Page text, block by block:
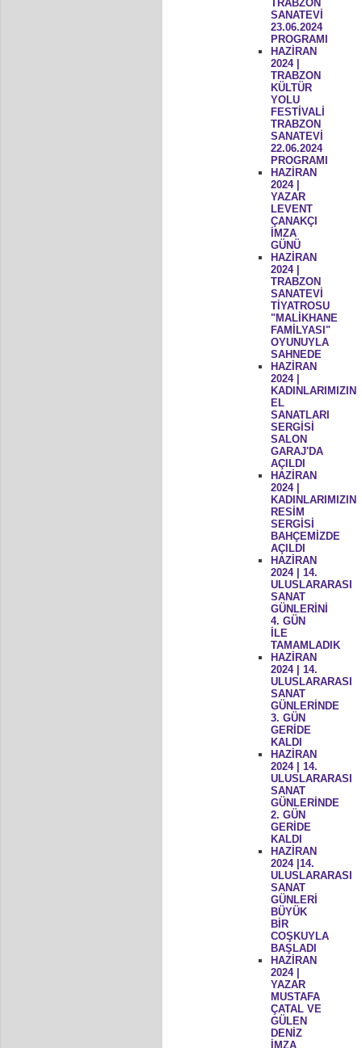
TRABZON
SANATEVİ
23.06.2024
PROGRAMI
HAZİRAN
2024 |
TRABZON
KÜLTÜR
YOLU
FESTİVALİ
TRABZON
SANATEVİ
22.06.2024
PROGRAMI
HAZİRAN
2024 |
YAZAR
LEVENT
ÇANAKÇI
İMZA
GÜNÜ
HAZİRAN
2024 |
TRABZON
SANATEVİ
TİYATROSU
"MALİKHANE
FAMİLYASI"
OYUNUYLA
SAHNEDE
HAZİRAN
2024 |
KADINLARIMIZIN
EL
SANATLARI
SERGİSİ
SALON
GARAJ'DA
AÇILDI
HAZİRAN
2024 |
KADINLARIMIZIN
RESİM
SERGİSİ
BAHÇEMİZDE
AÇILDI
HAZİRAN
2024 | 14.
ULUSLARARASI
SANAT
GÜNLERİNİ
4. GÜN
İLE
TAMAMLADIK
HAZİRAN
2024 | 14.
ULUSLARARASI
SANAT
GÜNLERİNDE
3. GÜN
GERİDE
KALDI
HAZİRAN
2024 | 14.
ULUSLARARASI
SANAT
GÜNLERİNDE
2. GÜN
GERİDE
KALDI
HAZİRAN
2024 |14.
ULUSLARARASI
SANAT
GÜNLERİ
BÜYÜK
BİR
COŞKUYLA
BAŞLADI
HAZİRAN
2024 |
YAZAR
MUSTAFA
ÇATAL VE
GÜLEN
DENİZ
İMZA